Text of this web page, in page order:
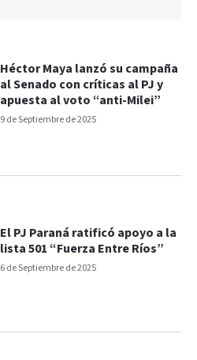
9 de Septiembre de 2025
Héctor Maya lanzó su campaña
al Senado con críticas al PJ y
apuesta al voto “anti-Milei”
6 de Septiembre de 2025
El PJ Paraná ratificó apoyo a la
lista 501 “Fuerza Entre Ríos”